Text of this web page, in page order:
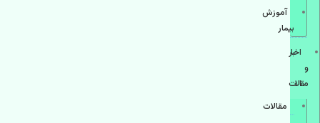
آموزش
بیمار
اخبار
و
مقالات
مقالات